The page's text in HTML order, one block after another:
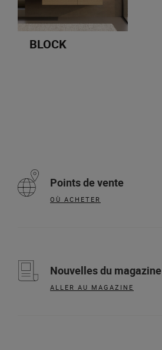
BLOCK
Points de vente
OÙ ACHETER
Nouvelles du magazine
ALLER AU MAGAZINE